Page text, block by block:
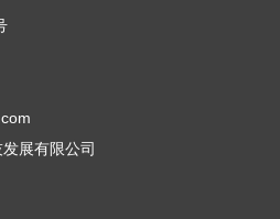
展有限公司